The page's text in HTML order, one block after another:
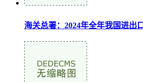
海关总署：2024年全年我国进出